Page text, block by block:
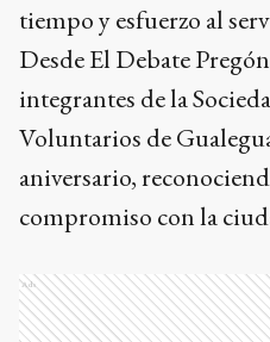
tiempo y esfuerzo al
Desde El Debate
integrantes de la
Voluntarios de
aniversario,
compromiso con la
Ads